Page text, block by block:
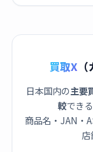
買取X
日本国内の主要
較でき
商品名・JAN・
店